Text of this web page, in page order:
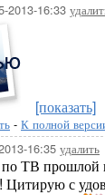
2013-16:33
[показать]
- К полной
16:35 удалить
ТВ прошлой
с